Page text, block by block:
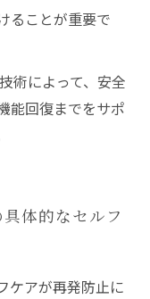
ることが重要で
術によって、安全
能回復までをサポ
体的なセルフ
ケアが再発防止に